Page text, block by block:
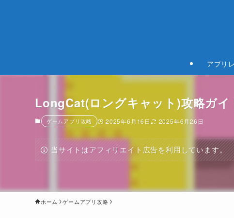
アプリ
LongCat(ロングキャット)攻略ガイ
ゲームアプリ攻略 2025年6月16日 2025年6月26日
当サイトはアフィリエイト広告を利用しています。
ホーム ゲームアプリ攻略